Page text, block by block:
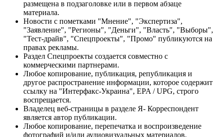
размещена в подзаголовке или в первом абзаце
материала.
Новости с пометками "Мнение", "Экспертиза",
"Заявление", "Регионы", "Деньги", "Власть", "Выборы",
"Тест-драйв", "Спецпроекты", "Промо" публикуются на
правах рекламы.
Раздел Спецпроекты создается совместно с
коммерческими партнерами.
Любое копирование, публикация, републикация и
другое распространение информации, которое содержит
ссылку на "Интерфакс-Украина", EPA / UPG, строго
воспрещается.
Владелец веб-страницы в разделе Я- Корреспондент
является автор публикации.
Любое копирование, перепечатка и воспроизведение
фотографий и/или аудиовизуальных материалов,